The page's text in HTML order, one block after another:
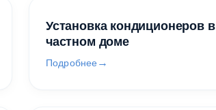
Установка кондиционеров в
частном доме
Подробнее